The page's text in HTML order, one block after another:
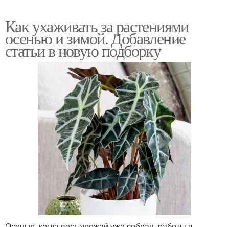
Как ухаживать за растениями
осенью и зимой. Добавление
статьи в новую подборку